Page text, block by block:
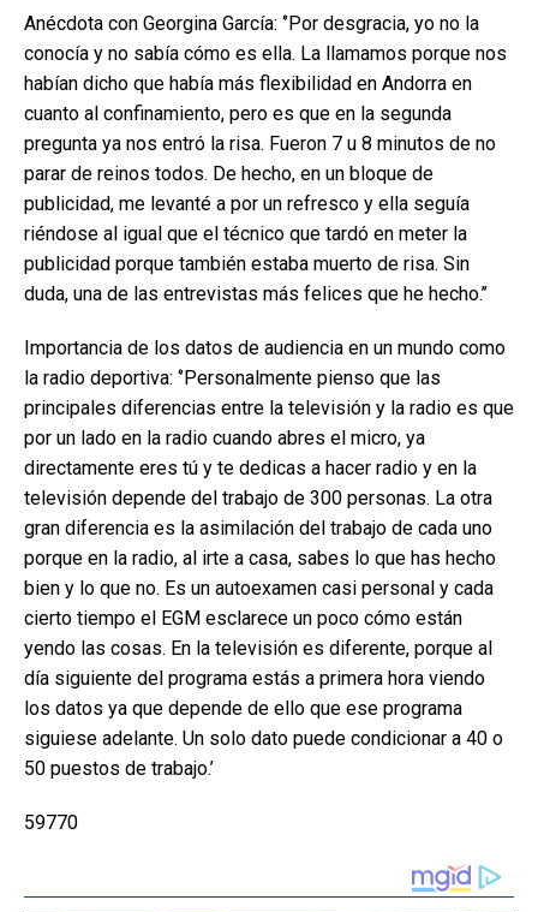
Anécdota con Georgina García: ‘’Por desgracia, yo no la
conocía y no sabía cómo es ella. La llamamos porque nos
habían dicho que había más flexibilidad en Andorra en
cuanto al confinamiento, pero es que en la segunda
pregunta ya nos entró la risa. Fueron 7 u 8 minutos de no
parar de reinos todos. De hecho, en un bloque de
publicidad, me levanté a por un refresco y ella seguía
riéndose al igual que el técnico que tardó en meter la
publicidad porque también estaba muerto de risa. Sin
duda, una de las entrevistas más felices que he hecho.’’
Importancia de los datos de audiencia en un mundo como
la radio deportiva: ‘’Personalmente pienso que las
principales diferencias entre la televisión y la radio es que
por un lado en la radio cuando abres el micro, ya
directamente eres tú y te dedicas a hacer radio y en la
televisión depende del trabajo de 300 personas. La otra
gran diferencia es la asimilación del trabajo de cada uno
porque en la radio, al irte a casa, sabes lo que has hecho
bien y lo que no. Es un autoexamen casi personal y cada
cierto tiempo el EGM esclarece un poco cómo están
yendo las cosas. En la televisión es diferente, porque al
día siguiente del programa estás a primera hora viendo
los datos ya que depende de ello que ese programa
siguiese adelante. Un solo dato puede condicionar a 40 o
50 puestos de trabajo.’
59770